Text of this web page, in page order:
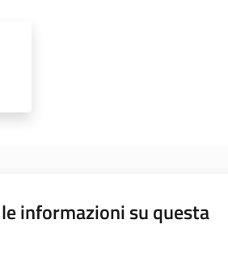
informazioni su questa